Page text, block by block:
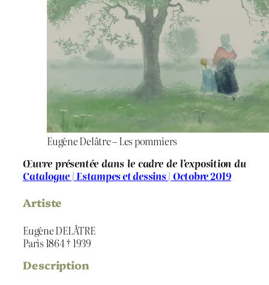
Eugène Delâtre – Les pommiers
Œuvre présentée dans le cadre de l’exposition du
Catalogue | Estampes et dessins | Octobre 2019
Artiste
Eugène DELÂTRE
Paris 1864 † 1939
Description